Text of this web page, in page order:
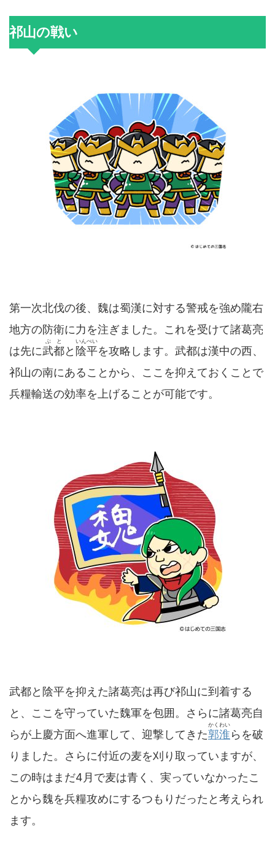
祁山の戦い
第一次北伐の後、魏は蜀漢に対する警戒を強め隴右
地方の防衛に力を注ぎました。これを受けて諸葛亮
は先に武都
ぶと
と 陰平
いんぺい
を攻略します。武都は漢中の西、
祁山の南にあることから、ここを抑えておくことで
兵糧輸送の効率を上げることが可能です。
武都と陰平を抑えた諸葛亮は再び祁山に到着する
と、ここを守っていた魏軍を包囲。さらに諸葛亮自
らが上慶方面へ進軍して、迎撃してきた郭淮
かくわい
らを破
りました。さらに付近の麦を刈り取っていますが、
この時はまだ4月で麦は青く、実っていなかったこ
とから魏を兵糧攻めにするつもりだったと考えられ
ます。